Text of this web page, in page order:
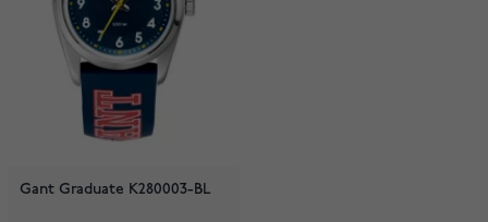
Gant Graduate K280003-BL